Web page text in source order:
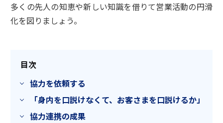
多くの先人の知恵や新しい知識を借りて営業活動の円滑
化を図りましょう。
目次
協力を依頼する
「身内を口説けなくて、お客さまを口説けるか」
協力連携の成果